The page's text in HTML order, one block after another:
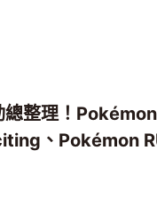
整理！
、Pokémon